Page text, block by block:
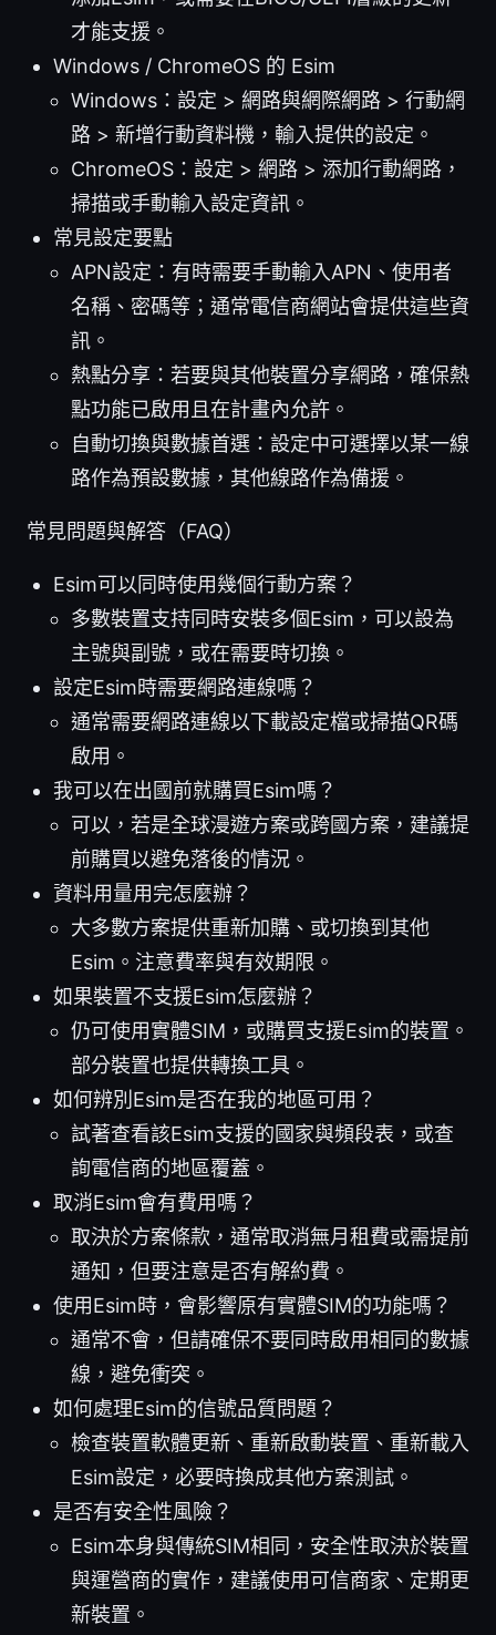
才能支援。
Windows / ChromeOS 的 Esim
Windows：設定 > 網路與網際網路 > 行動網
路 > 新增行動資料機，輸入提供的設定。
ChromeOS：設定 > 網路 > 添加行動網路，
掃描或手動輸入設定資訊。
常見設定要點
APN設定：有時需要手動輸入APN、使用者
名稱、密碼等；通常電信商網站會提供這些資
訊。
熱點分享：若要與其他裝置分享網路，確保熱
點功能已啟用且在計畫內允許。
自動切換與數據首選：設定中可選擇以某一線
路作為預設數據，其他線路作為備援。
常見問題與解答（FAQ）
Esim可以同時使用幾個行動方案？
多數裝置支持同時安裝多個Esim，可以設為
主號與副號，或在需要時切換。
設定Esim時需要網路連線嗎？
通常需要網路連線以下載設定檔或掃描QR碼
啟用。
我可以在出國前就購買Esim嗎？
可以，若是全球漫遊方案或跨國方案，建議提
前購買以避免落後的情況。
資料用量用完怎麼辦？
大多數方案提供重新加購、或切換到其他
Esim。注意費率與有效期限。
如果裝置不支援Esim怎麼辦？
仍可使用實體SIM，或購買支援Esim的裝置。
部分裝置也提供轉換工具。
如何辨別Esim是否在我的地區可用？
試著查看該Esim支援的國家與頻段表，或查
詢電信商的地區覆蓋。
取消Esim會有費用嗎？
取決於方案條款，通常取消無月租費或需提前
通知，但要注意是否有解約費。
使用Esim時，會影響原有實體SIM的功能嗎？
通常不會，但請確保不要同時啟用相同的數據
線，避免衝突。
如何處理Esim的信號品質問題？
檢查裝置軟體更新、重新啟動裝置、重新載入
Esim設定，必要時換成其他方案測試。
是否有安全性風險？
Esim本身與傳統SIM相同，安全性取決於裝置
與運營商的實作，建議使用可信商家、定期更
新裝置。